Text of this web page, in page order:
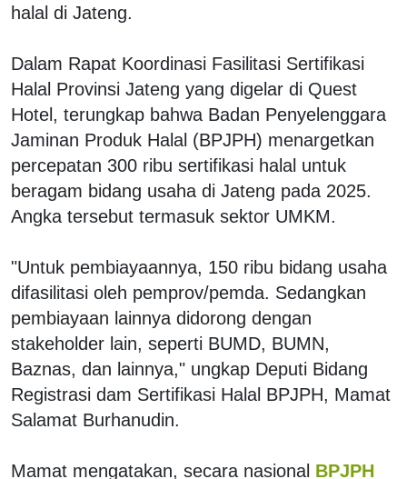
halal di Jateng.
Dalam Rapat Koordinasi Fasilitasi Sertifikasi
Halal Provinsi Jateng yang digelar di Quest
Hotel, terungkap bahwa Badan Penyelenggara
Jaminan Produk Halal (BPJPH) menargetkan
percepatan 300 ribu sertifikasi halal untuk
beragam bidang usaha di Jateng pada 2025.
Angka tersebut termasuk sektor UMKM.
"Untuk pembiayaannya, 150 ribu bidang usaha
difasilitasi oleh pemprov/pemda. Sedangkan
pembiayaan lainnya didorong dengan
stakeholder lain, seperti BUMD, BUMN,
Baznas, dan lainnya," ungkap Deputi Bidang
Registrasi dam Sertifikasi Halal BPJPH, Mamat
Salamat Burhanudin.
Mamat mengatakan, secara nasional BPJPH